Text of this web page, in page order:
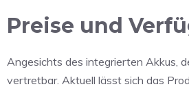
Preise und
Angesichts des integrierten Akkus,
vertretbar. Aktuell lässt sich das